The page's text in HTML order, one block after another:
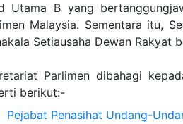
Utama B yang
Malaysia. Sementara itu,
Setiausaha Dewan Rakyat
Parlimen dibahagi
berikut:-
Pejabat Penasihat Undang-